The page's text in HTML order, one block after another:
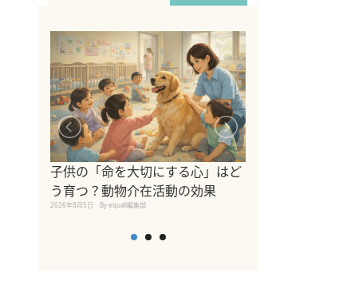
子供の「命を大切にする心」はど
う育つ？動物介在活動の効果
2026年8月5日 By equall編集部